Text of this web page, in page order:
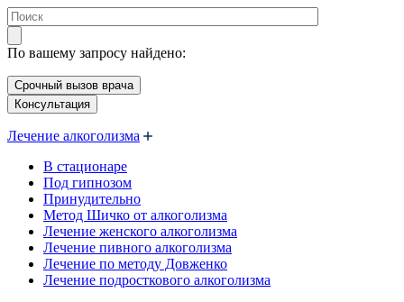
По вашему запросу найдено:
Срочный вызов врача
Консультация
Лечение алкоголизма
В стационаре
Под гипнозом
Принудительно
Метод Шичко от алкоголизма
Лечение женского алкоголизма
Лечение пивного алкоголизма
Лечение по методу Довженко
Лечение подросткового алкоголизма